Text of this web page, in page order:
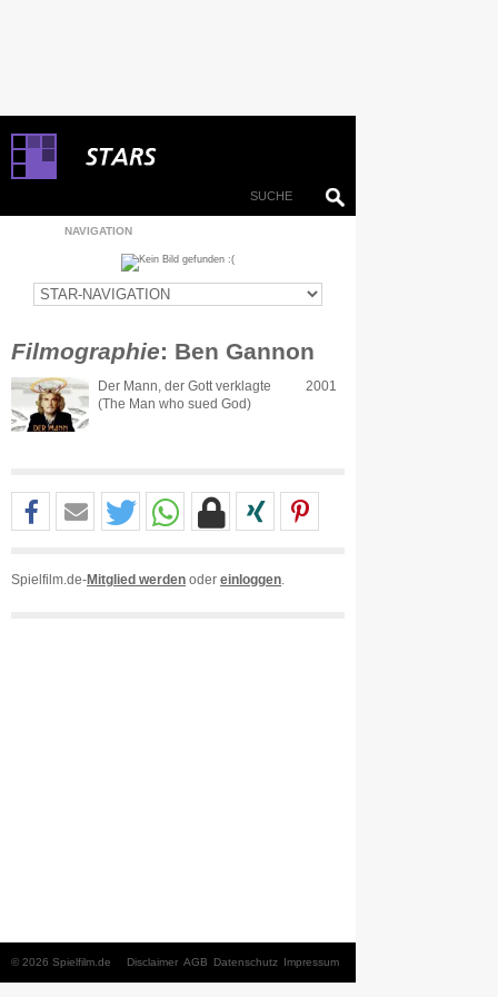
NAVIGATION
Filmographie: Ben Gannon
Der Mann, der Gott verklagte
(The Man who sued God)
2001
Spielfilm.de-Mitglied werden oder einloggen
© 2026 Spielfilm.de Impressum
Datenschutz
AGB
Disclaimer